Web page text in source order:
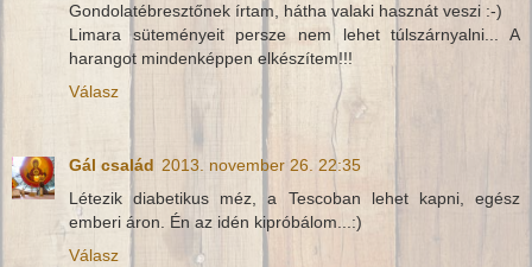
Gondolatébresztőnek írtam, hátha valaki hasznát veszi :-)
Limara süteményeit persze nem lehet túlszárnyalni... A
harangot mindenképpen elkészítem!!!
Válasz
Gál család 2013. november 26. 22:35
Létezik diabetikus méz, a Tescoban lehet kapni, egész
emberi áron. Én az idén kipróbálom...:)
Válasz